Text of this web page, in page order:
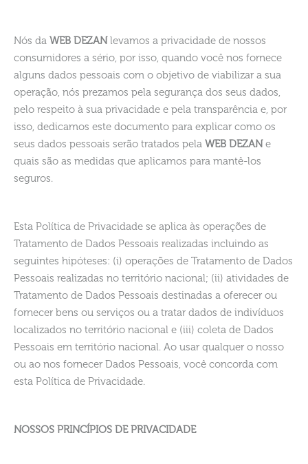
Nós da WEB DEZANlevamos a privacidade de nossos
consumidores a sério, por isso, quando você nos fornece
alguns dados pessoais com o objetivo de viabilizar a sua
operação, nós prezamos pela segurança dos seus dados,
pelo respeito à sua privacidade e pela transparência e, por
isso, dedicamos este documento para explicar como os
seus dados pessoais serão tratados pela WEB DEZANe
quais são as medidas que aplicamos para mantê-los
seguros.
Esta Política de Privacidade se aplica às operações de
Tratamento de Dados Pessoais realizadas incluindo as
seguintes hipóteses: (i) operações de Tratamento de Dados
Pessoais realizadas no território nacional; (ii) atividades de
Tratamento de Dados Pessoais destinadas a oferecer ou
fornecer bens ou serviços ou a tratar dados de indivíduos
localizados no território nacional e (iii) coleta de Dados
Pessoais em território nacional. Ao usar qualquer o nosso
ou ao nos fornecer Dados Pessoais, você concorda com
esta Política de Privacidade.
NOSSOS PRINCÍPIOS DE PRIVACIDADE